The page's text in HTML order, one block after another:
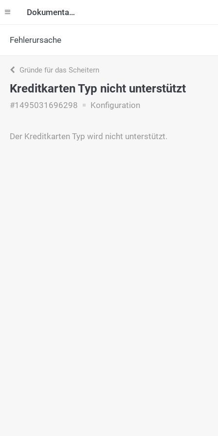
Dokumentation
Fehlerursache
Gründe für das Scheitern
Kreditkarten Typ nicht unterstützt
#1495031696298 Konfiguration
Der Kreditkarten Typ wird nicht unterstützt.